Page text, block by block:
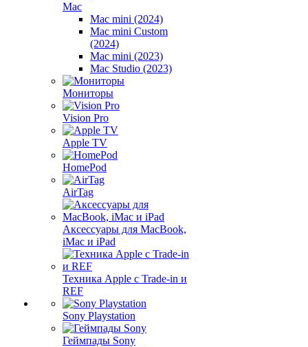
Mac
Mac mini (2024)
Mac mini Custom
(2024)
Mac mini (2023)
Mac Studio (2023)
Мониторы
Vision Pro
Apple TV
HomePod
AirTag
Аксессуары для MacBook,
iMac и iPad
Техника Apple с Trade-in и
REF
Sony Playstation
Геймпады Sony